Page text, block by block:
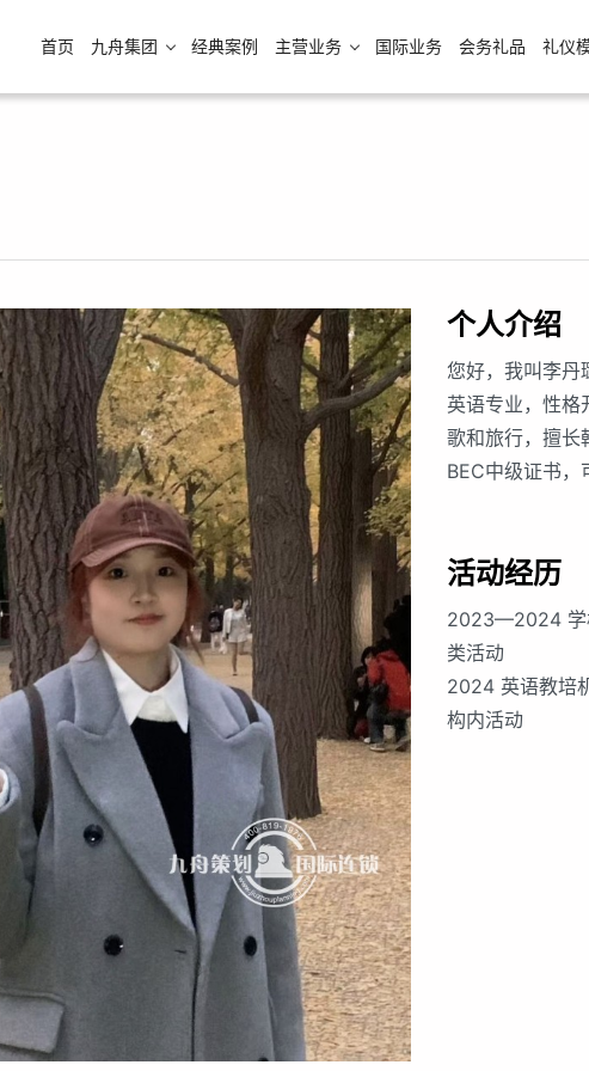
首页 九舟集团 经典案例 主营业务 国际业务 会务礼品 礼仪
个人介绍
您好，我叫李丹
英语专业，性格
歌和旅行，擅长
BEC中级证书，
活动经历
2023—2024 学
类活动
2024 英语教培
构内活动